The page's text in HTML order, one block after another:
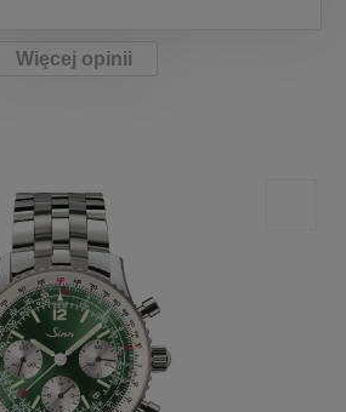
Więcej opinii